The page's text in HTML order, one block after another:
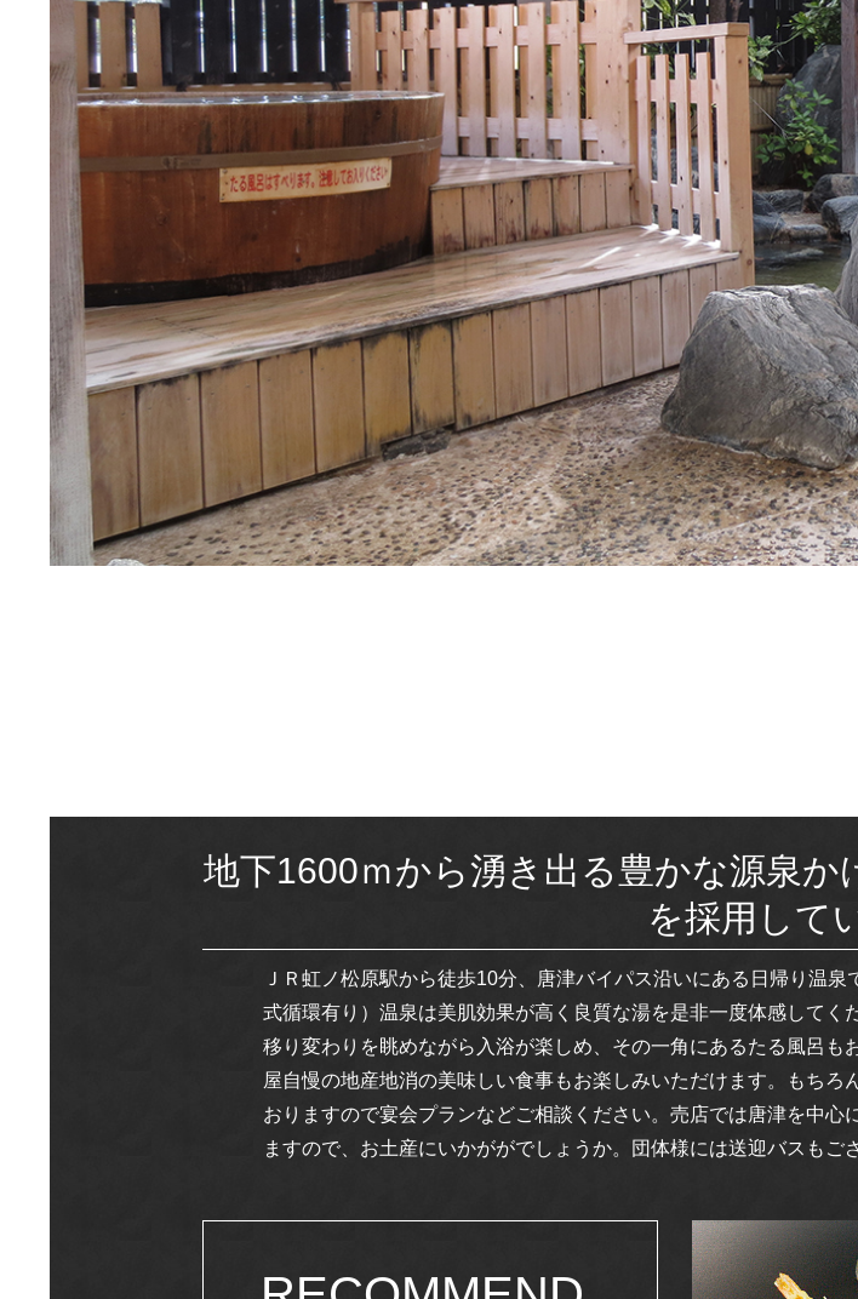
地下1600ｍから湧き出る豊かな源泉か
を採用して
ＪＲ虹ノ松原駅から徒歩10分、唐津バイパス沿いにある日帰り温
式循環有り）温泉は美肌効果が高く良質な湯を是非一度体感して
移り変わりを眺めながら入浴が楽しめ、その一角にあるたる風呂
屋自慢の地産地消の美味しい食事もお楽しみいただけます。もち
おりますので宴会プランなどご相談ください。売店では唐津を中
ますので、お土産にいかががでしょうか。団体様には送迎バスもご